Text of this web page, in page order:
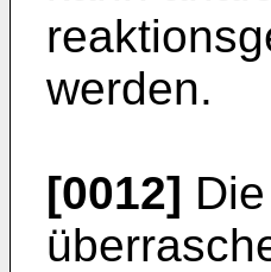
werden.
[0012]